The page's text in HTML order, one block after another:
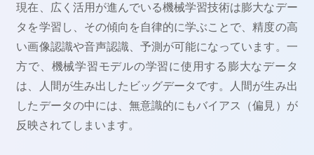
現在、広く活用が進んでいる機械学習技術は膨大なデー
タを学習し、その傾向を自律的に学ぶことで、精度の高
い画像認識や音声認識、予測が可能になっています。一
方で、機械学習モデルの学習に使用する膨大なデータ
は、人間が生み出したビッグデータです。人間が生み出
したデータの中には、無意識的にもバイアス（偏見）が
反映されてしまいます。